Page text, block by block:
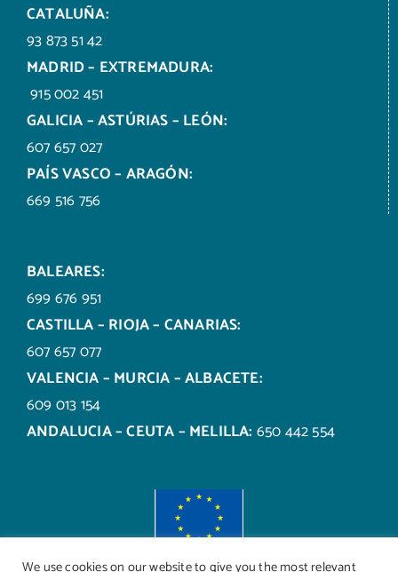
CATALUÑA:
93 873 51 42
MADRID – EXTREMADURA:
915 002 451
GALICIA – ASTÚRIAS – LEÓN:
607 657 027
PAÍS VASCO – ARAGÓN:
669 516 756
BALEARES:
699 676 951
CASTILLA – RIOJA – CANARIAS:
607 657 077
VALENCIA – MURCIA – ALBACETE:
609 013 154
ANDALUCIA – CEUTA – MELILLA: 650 442 554
We use cookies on our website to give you the most relevant